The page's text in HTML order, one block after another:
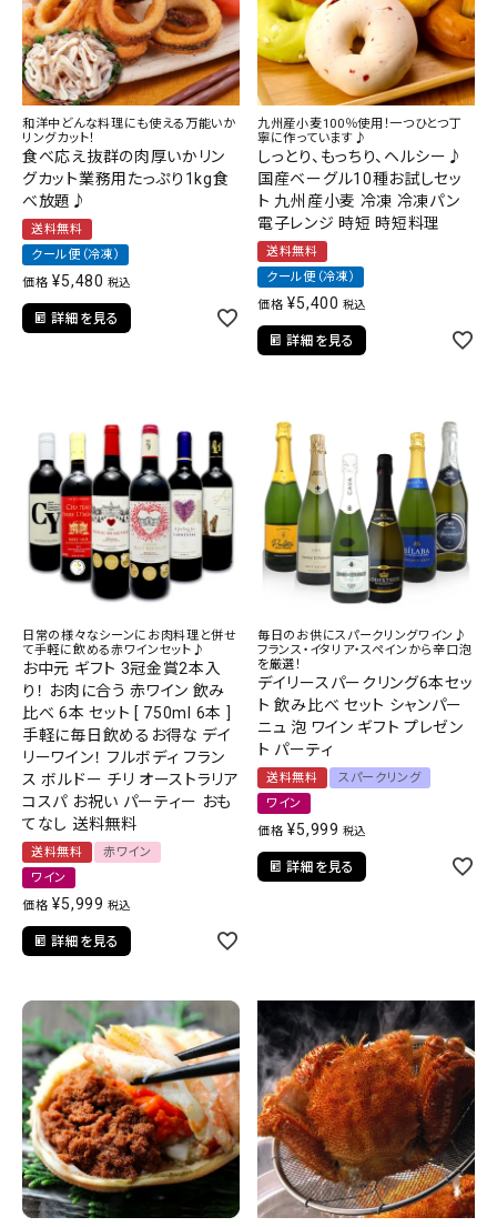
和洋中どんな料理にも使える万能いか
リングカット！
食べ応え抜群の肉厚いかリン
グカット業務用たっぷり1kg食
べ放題♪
送料無料
クール便（冷凍）
価格 ¥5,480 税込
詳細を見る
九州産小麦100％使用！一つひとつ丁
寧に作っています♪
しっとり、もっちり、ヘルシー♪
国産ベーグル10種お試しセッ
ト 九州産小麦 冷凍 冷凍パン
電子レンジ 時短 時短料理
送料無料
クール便（冷凍）
価格 ¥5,400 税込
詳細を見る
日常の様々なシーンにお肉料理と併せ
て手軽に飲める赤ワインセット♪
お中元 ギフト 3冠金賞2本入
り！ お肉に合う 赤ワイン 飲み
比べ 6本 セット [ 750ml 6本 ]
手軽に毎日飲めるお得な デイ
リーワイン！ フルボディ フラン
ス ボルドー チリ オーストラリア
コスパ お祝い パーティー おも
てなし 送料無料
送料無料
赤ワイン
ワイン
価格 ¥5,999 税込
詳細を見る
毎日のお供にスパークリングワイン♪
フランス・イタリア・スペインから辛口泡
を厳選！
デイリースパークリング6本セッ
ト 飲み比べ セット シャンパー
ニュ 泡 ワイン ギフト プレゼン
ト パーティ
送料無料
スパークリング
ワイン
価格 ¥5,999 税込
詳細を見る